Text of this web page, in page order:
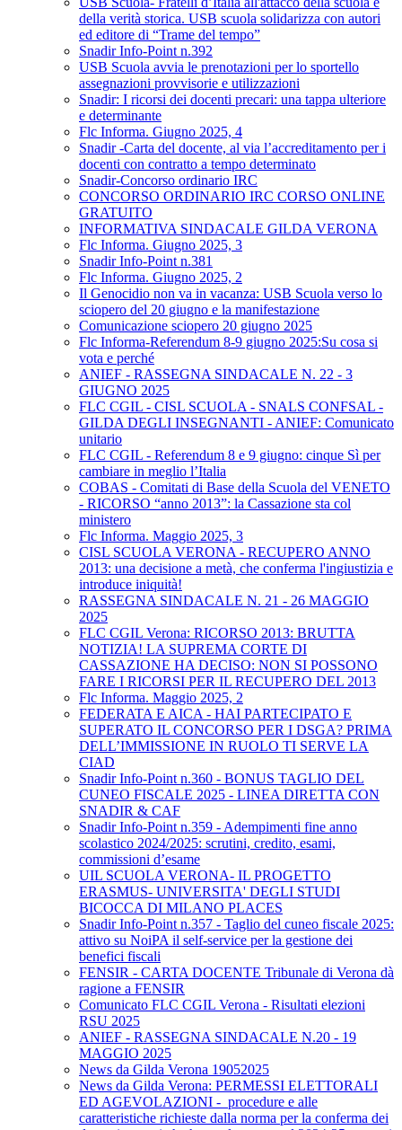
della verità storica. USB scuola solidarizza con autori
ed editore di “Trame del tempo”
Snadir Info-Point n.392
USB Scuola avvia le prenotazioni per lo sportello
assegnazioni provvisorie e utilizzazioni
Snadir: I ricorsi dei docenti precari: una tappa ulteriore
e determinante
Flc Informa. Giugno 2025, 4
Snadir -Carta del docente, al via l’accreditamento per i
docenti con contratto a tempo determinato
Snadir-Concorso ordinario IRC
CONCORSO ORDINARIO IRC CORSO ONLINE
GRATUITO
INFORMATIVA SINDACALE GILDA VERONA
Flc Informa. Giugno 2025, 3
Snadir Info-Point n.381
Flc Informa. Giugno 2025, 2
Il Genocidio non va in vacanza: USB Scuola verso lo
sciopero del 20 giugno e la manifestazione
Comunicazione sciopero 20 giugno 2025
Flc Informa-Referendum 8-9 giugno 2025:Su cosa si
vota e perché
ANIEF - RASSEGNA SINDACALE N. 22 - 3
GIUGNO 2025
FLC CGIL - CISL SCUOLA - SNALS CONFSAL -
GILDA DEGLI INSEGNANTI - ANIEF: Comunicato
unitario
FLC CGIL - Referendum 8 e 9 giugno: cinque Sì per
cambiare in meglio l’Italia
COBAS - Comitati di Base della Scuola del VENETO
- RICORSO “anno 2013”: la Cassazione sta col
ministero
Flc Informa. Maggio 2025, 3
CISL SCUOLA VERONA - RECUPERO ANNO
2013: una decisione a metà, che conferma l'ingiustizia e
introduce iniquità!
RASSEGNA SINDACALE N. 21 - 26 MAGGIO
2025
FLC CGIL Verona: RICORSO 2013: BRUTTA
NOTIZIA! LA SUPREMA CORTE DI
CASSAZIONE HA DECISO: NON SI POSSONO
FARE I RICORSI PER IL RECUPERO DEL 2013
Flc Informa. Maggio 2025, 2
FEDERATA E AICA - HAI PARTECIPATO E
SUPERATO IL CONCORSO PER I DSGA? PRIMA
DELL’IMMISSIONE IN RUOLO TI SERVE LA
CIAD
Snadir Info-Point n.360 - BONUS TAGLIO DEL
CUNEO FISCALE 2025 - LINEA DIRETTA CON
SNADIR & CAF
Snadir Info-Point n.359 - Adempimenti fine anno
scolastico 2024/2025: scrutini, credito, esami,
commissioni d’esame
UIL SCUOLA VERONA- IL PROGETTO
ERASMUS- UNIVERSITA' DEGLI STUDI
BICOCCA DI MILANO PLACES
Snadir Info-Point n.357 - Taglio del cuneo fiscale 2025:
attivo su NoiPA il self-service per la gestione dei
benefici fiscali
FENSIR - CARTA DOCENTE Tribunale di Verona dà
ragione a FENSIR
Comunicato FLC CGIL Verona - Risultati elezioni
RSU 2025
ANIEF - RASSEGNA SINDACALE N.20 - 19
MAGGIO 2025
News da Gilda Verona 19052025
News da Gilda Verona: PERMESSI ELETTORALI
ED AGEVOLAZIONI - procedure e alle
caratteristiche richieste dalla norma per la conferma dei